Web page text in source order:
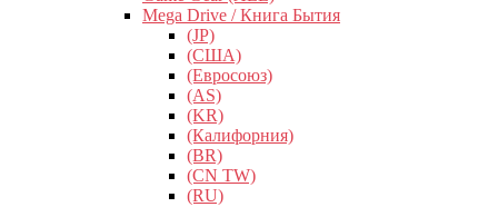
Mega Drive / Книга Бытия
(JP)
(США)
(Евросоюз)
(AS)
(KR)
(Калифорния)
(BR)
(CN TW)
(RU)